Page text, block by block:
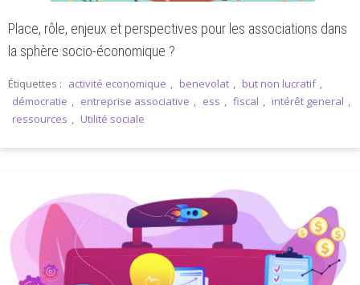
Place, rôle, enjeux et perspectives pour les associations dans
la sphère socio-économique ?
Étiquettes : activité economique , benevolat , but non lucratif ,
démocratie , entreprise associative , ess , fiscal , intérêt general ,
ressources , Utilité sociale